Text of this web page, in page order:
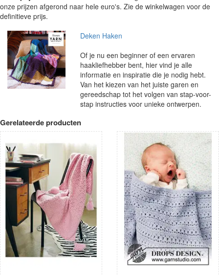
onze prijzen afgerond naar hele euro's. Zie de winkelwagen voor de
definitieve prijs.
Deken Haken
Of je nu een beginner of een ervaren
haakliefhebber bent, hier vind je alle
informatie en inspiratie die je nodig hebt.
Van het kiezen van het juiste garen en
gereedschap tot het volgen van stap-voor-
stap instructies voor unieke ontwerpen.
Gerelateerde producten